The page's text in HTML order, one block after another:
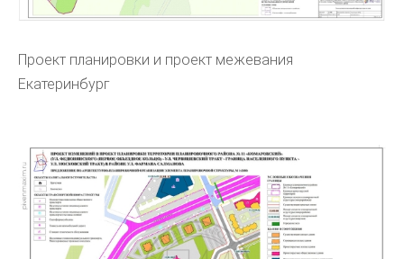
Проект планировки и проект межевания
Екатеринбург